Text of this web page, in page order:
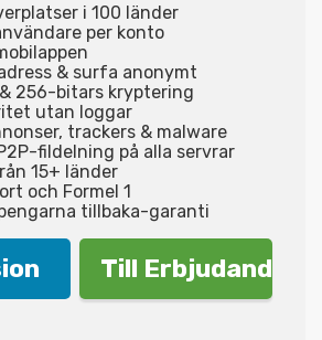
i 100 länder
per konto
& surfa anonymt
256-bitars kryptering
utan loggar
trackers & malware
fildelning på alla servrar
15+ länder
och Formel 1
tillbaka-garanti
Till Erbjudande!